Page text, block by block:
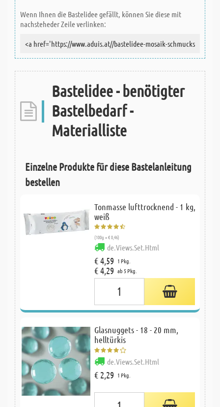
Wenn Ihnen die Bastelidee gefällt, können Sie diese mit
nachsteheder Zeile verlinken:
Bastelidee - benötigter
Bastelbedarf -
Materialliste
Einzelne Produkte für diese Bastelanleitung
bestellen
Tonmasse lufttrocknend - 1 kg,
weiß
(100g = € 0,46)
de.Views.Set.Html
€ 4,59 1 Pkg.
€ 4,29 ab 5 Pkg.
Glasnuggets - 18 - 20 mm,
helltürkis
de.Views.Set.Html
€ 2,29 1 Pkg.